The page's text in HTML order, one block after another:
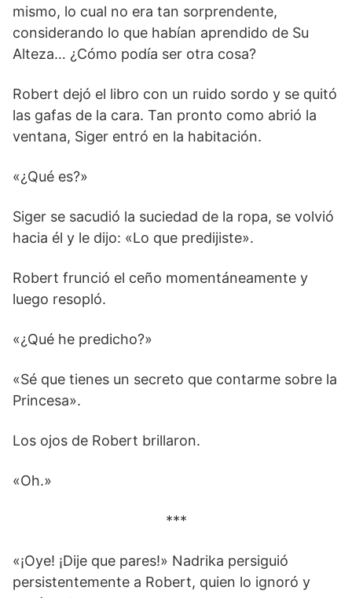
mismo, lo cual no era tan sorprendente,
considerando lo que habían aprendido de Su
Alteza… ¿Cómo podía ser otra cosa?
Robert dejó el libro con un ruido sordo y se quitó
las gafas de la cara. Tan pronto como abrió la
ventana, Siger entró en la habitación.
«¿Qué es?»
Siger se sacudió la suciedad de la ropa, se volvió
hacia él y le dijo: «Lo que predijiste».
Robert frunció el ceño momentáneamente y
luego resopló.
«¿Qué he predicho?»
«Sé que tienes un secreto que contarme sobre la
Princesa».
Los ojos de Robert brillaron.
«Oh.»
***
«¡Oye! ¡Dije que pares!» Nadrika persiguió
persistentemente a Robert, quien lo ignoró y